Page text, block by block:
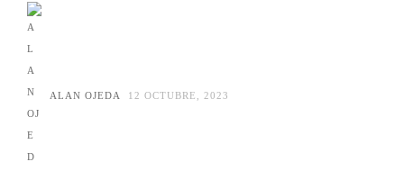
ALAN OJEDA 12 OCTUBRE, 2023